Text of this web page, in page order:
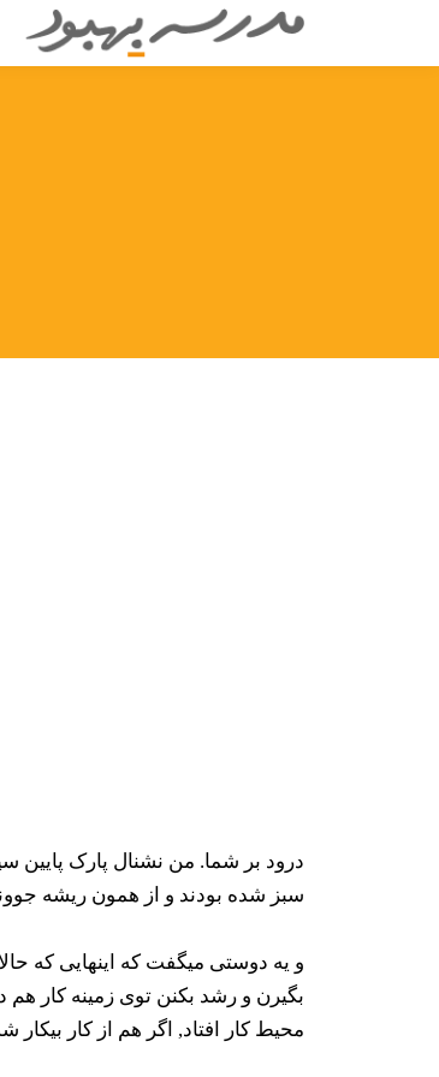
درود بر شما. من نشنال پارک پایین
سبز شده بودند و از همون ریشه
و یه دوستی میگفت که اینهایی که
بگیرن و رشد بکنن توی زمینه کار هم
محیط کار افتاد, اگر هم از کار